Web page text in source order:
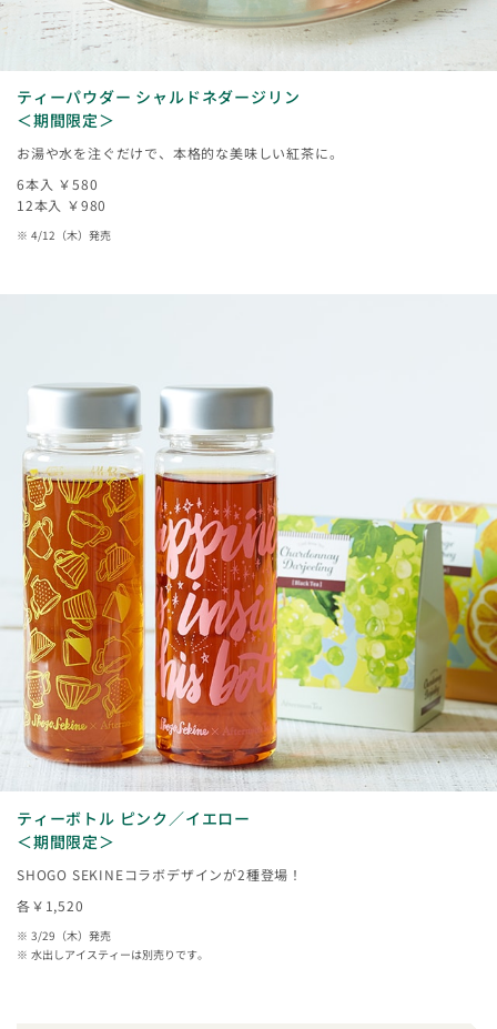
ティーパウダー シャルドネダージリン
＜期間限定＞
お湯や水を注ぐだけで、本格的な美味しい紅茶に。
6本入 ￥580
12本入 ￥980
4/12（木）発売
ティーボトル ピンク／イエロー
＜期間限定＞
SHOGO SEKINEコラボデザインが2種登場！
各￥1,520
3/29（木）発売
水出しアイスティーは別売りです。